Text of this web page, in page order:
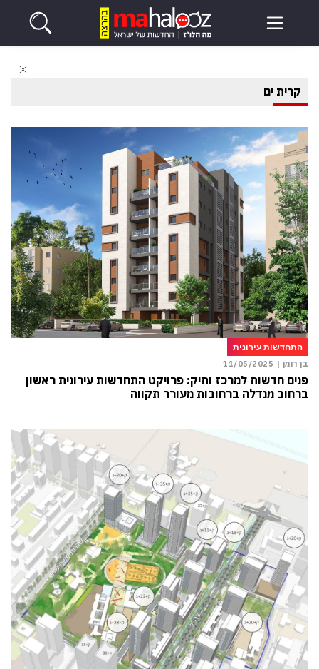
קרית ים
התחדשות עירונית
בן רומן | 11/05/2025
פנים חדשות למרכז ותיק: פרויקט התחדשות עירונית ראשון
ברחוב מנדלה ברחובות מעורר תקווה